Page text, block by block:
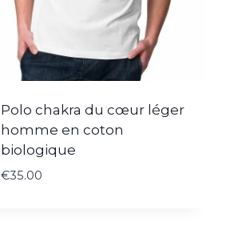
Polo chakra du cœur léger
homme en coton
biologique
€35.00